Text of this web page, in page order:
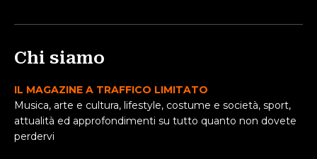
Chi siamo
IL MAGAZINE A TRAFFICO LIMITATO
Musica, arte e cultura, lifestyle, costume e società, sport,
attualità ed approfondimenti su tutto quanto non dovete
perdervi